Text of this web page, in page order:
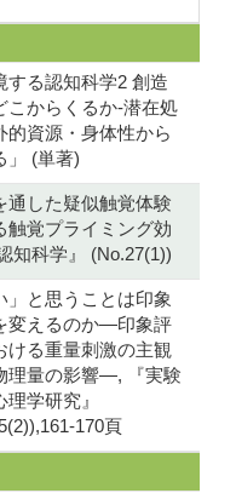
する認知科学2 創造
こからくるか-潜在処
的資源・身体性から
」 (単著)
通した疑似触覚体験
触覚プライミング効
知科学』 (No.27(1))
」と思うことは印象
変えるのか―印象評
ける重量刺激の主観
理量の影響―, 『実験
理学研究』
170頁